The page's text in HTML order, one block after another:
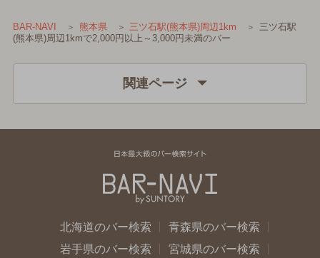
BAR-NAVI 熊本県 三ツ石駅(熊本県)周辺1km
三ツ石駅
(熊本県)周辺1kmで2,000円以上～3,000円未満のバー
関連ページ
北海道のバー検索
青森県のバー検索
岩手県のバー検索
宮城県のバー検索